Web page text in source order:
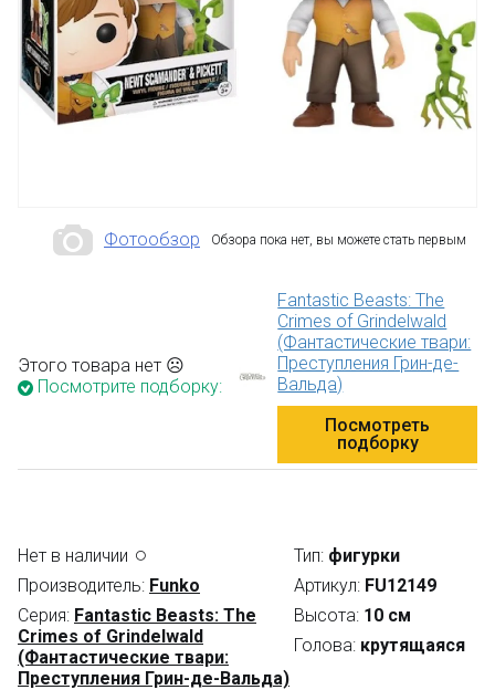
Фотообзор Обзора пока нет, вы можете стать первым
Этого товара нет ☹
Посмотрите подборку:
Fantastic Beasts: The
Crimes of Grindelwald
(Фантастические твари:
Преступления Грин-де-
Вальда)
Посмотреть
подборку
Нет в наличии
Производитель: Funko
Серия: Fantastic Beasts: The
Crimes of Grindelwald
(Фантастические твари:
Преступления Грин-де-Вальда)
Тип: фигурки
Артикул: FU12149
Высота: 10 см
Голова: крутящаяся